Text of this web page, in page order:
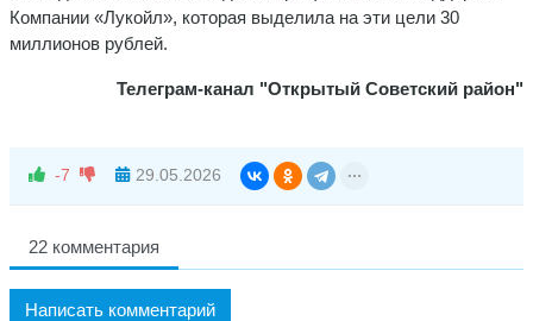
Компании «Лукойл», которая выделила на эти цели 30
миллионов рублей.
Телеграм-канал "Открытый Советский район"
-7 29.05.2026
22 комментария
Написать комментарий